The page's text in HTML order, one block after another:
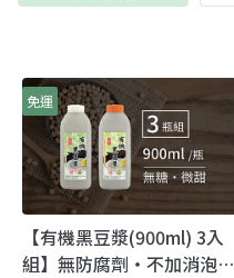
免運
【有機黑豆漿(900ml) 3入
組】無防腐劑・不加消泡劑